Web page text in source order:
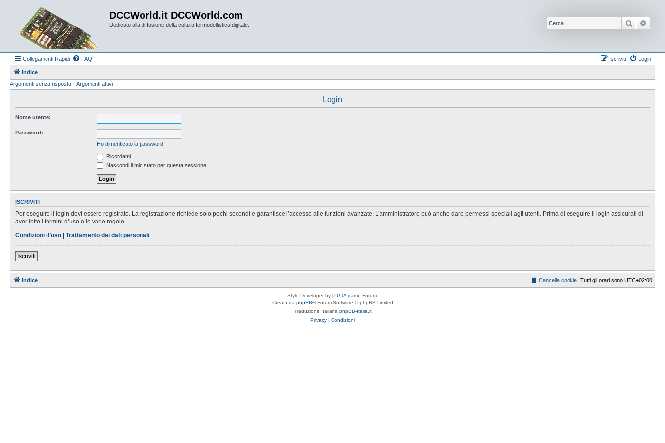
DCCWorld.it DCCWorld.com
Dedicato alla diffusione della cultura fermodellistica digitale. Cerca
Collegamenti Rapidi FAQ Login
Iscriviti
Indice
Argomenti senza risposta
Argomenti attivi
Login
Nome utente:
Password:
Ho dimenticato la password
Ricordami
Nascondi il mio stato per questa sessione
ISCRIVITI
Per eseguire il login devi essere registrato. La registrazione richiede solo pochi secondi e garantisce l’accesso alle funzioni avanzate. L’amministratore può anche dare permessi speciali agli utenti. Prima di eseguire il login assicurati di
aver letto i termini d’uso e le varie regole.
Condizioni d’uso | Trattamento dei dati personali
Iscriviti
Indice Tutti gli orari sono UTC+02:00
Cancella cookie
Style Developer by ©GTA game Forum.
Creato da phpBB® Forum Software © phpBB Limited
Traduzione Italiana phpBB-Italia.it
Privacy | Condizioni